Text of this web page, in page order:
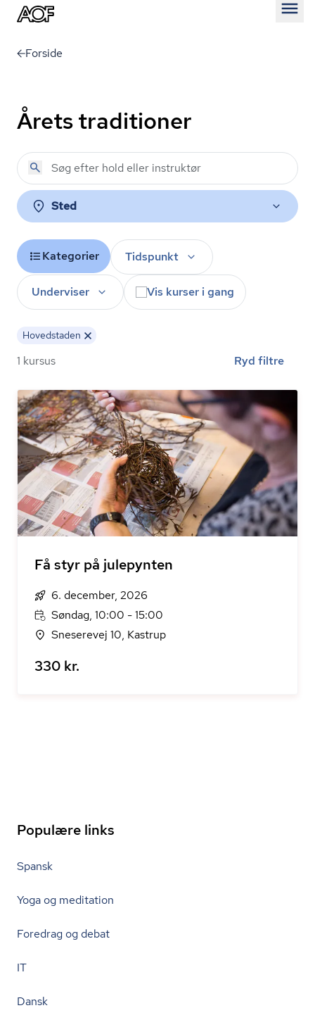
Forside
Årets traditioner
Sted
Kategorier Tidspunkt
Underviser Vis kurser i gang
Hovedstaden
1 kursus Ryd filtre
Få styr på julepynten
6. december, 2026
Søndag, 10:00 - 15:00
Sneserevej 10, Kastrup
330 kr.
Populære links
Spansk
Yoga og meditation
Foredrag og debat
IT
Dansk